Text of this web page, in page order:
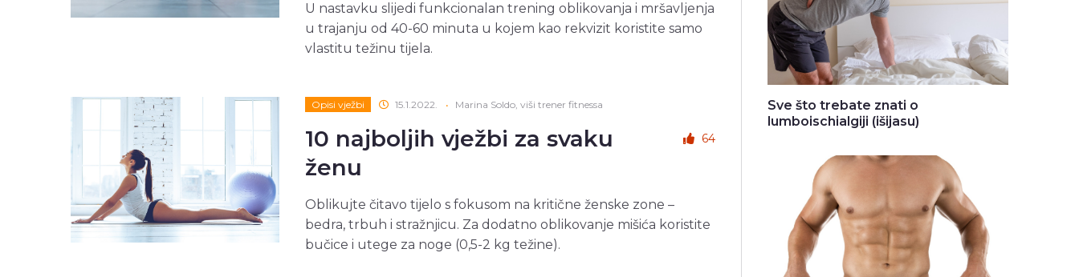
U nastavku slijedi funkcionalan trening oblikovanja i mršavljenja
u trajanju od 40-60 minuta u kojem kao rekvizit koristite samo
vlastitu težinu tijela.
Opisi vježbi 15.1.2022. • Marina Soldo, viši trener fitnessa
10 najboljih vježbi za svaku
ženu
64
Oblikujte čitavo tijelo s fokusom na kritične ženske zone –
bedra, trbuh i stražnjicu. Za dodatno oblikovanje mišića koristite
bučice i utege za noge (0,5-2 kg težine).
Sve što trebate znati o
lumboischialgiji (išijasu)